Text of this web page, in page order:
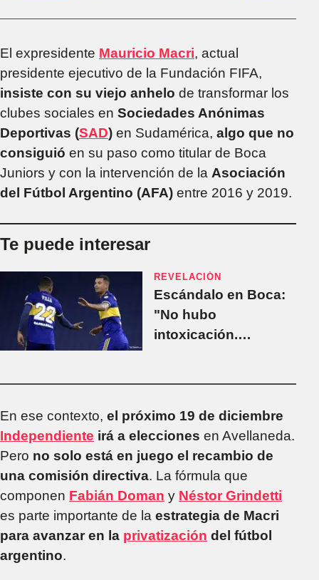
El expresidente Mauricio Macri, actual
presidente ejecutivo de la Fundación FIFA,
insiste con su viejo anhelo de transformar los
clubes sociales en Sociedades Anónimas
Deportivas (SAD) en Sudamérica, algo que no
consiguió en su paso como titular de Boca
Juniors y con la intervención de la Asociación
del Fútbol Argentino (AFA) entre 2016 y 2019.
Te puede interesar
REVELACIÓN
Escándalo en Boca:
"No hubo
intoxicación.
En ese contexto, el próximo 19 de diciembre
Independiente irá a elecciones en Avellaneda.
Pero no solo está en juego el recambio de
una comisión directiva. La fórmula que
componen Fabián Doman y Néstor Grindetti
es parte importante de la estrategia de Macri
para avanzar en la privatización del fútbol
argentino.